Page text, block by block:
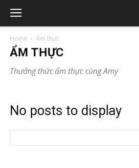
Home Ẩm thực
ẨM THỰC
Thưởng thức ẩm thực cùng Amy
No posts to display